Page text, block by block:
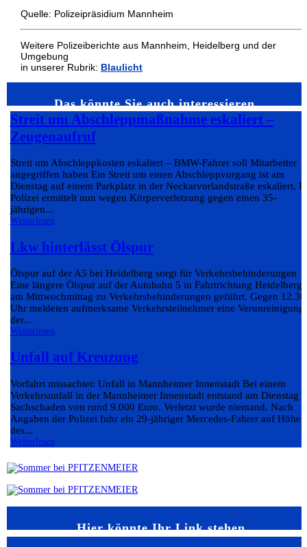
Quelle: Polizeipräsidium Mannheim
Weitere Polizeiberichte aus Mannheim, Heidelberg und der
Umgebung
in unserer Rubrik: Blaulicht
Das könnte Sie auch interessieren…
Streit um Abschleppmaßnahme eskaliert –
Zeugenaufruf
Streit um Abschleppkosten eskaliert – BMW-Fahrer soll Mitarbeiter
angegriffen haben Ein Streit um einen Abschleppvorgang ist am
Dienstag auf einem Parkplatz in der Neckarvorlandstraße eskaliert.
Polizei ermittelt nun wegen Körperverletzung gegen einen 35-
jährigen...
Weiterlesen
Lkw hinterlässt Ölspur
Ölspur auf der A5 bei Heidelberg sorgt für Verkehrsbehinderungen
Eine längere Ölspur auf der Autobahn 5 in Fahrtrichtung Heidelberg
am Mittwochmittag zu Verkehrsbehinderungen geführt. Gegen 12.30
Uhr meldeten aufmerksame Verkehrsteilnehmer eine Verunreinigung
der...
Weiterlesen
Unfall auf Kreuzung
Vorfahrt missachtet: Unfall in Mannheimer Innenstadt Bei einem
Verkehrsunfall in der Mannheimer Innenstadt entstand am Dienstag
Sachschaden von rund 9.000 Euro. Verletzt wurde niemand. Nach
Angaben der Polizei fuhr ein 29-jähriger Mercedes-Fahrer auf Höhe
des...
Weiterlesen
Hier könnte Ihr Link stehen